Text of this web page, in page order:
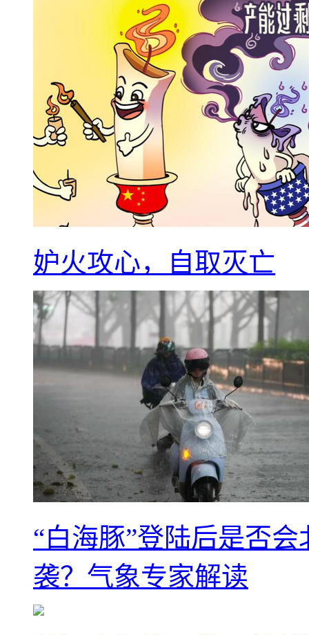
妒火攻心，自取灭亡
“白海豚”登陆后是否
袭？气象专家解读